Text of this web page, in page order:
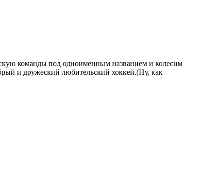
команды под одноименным названием и колесим
и дружеский любительский хоккей.(Ну, как